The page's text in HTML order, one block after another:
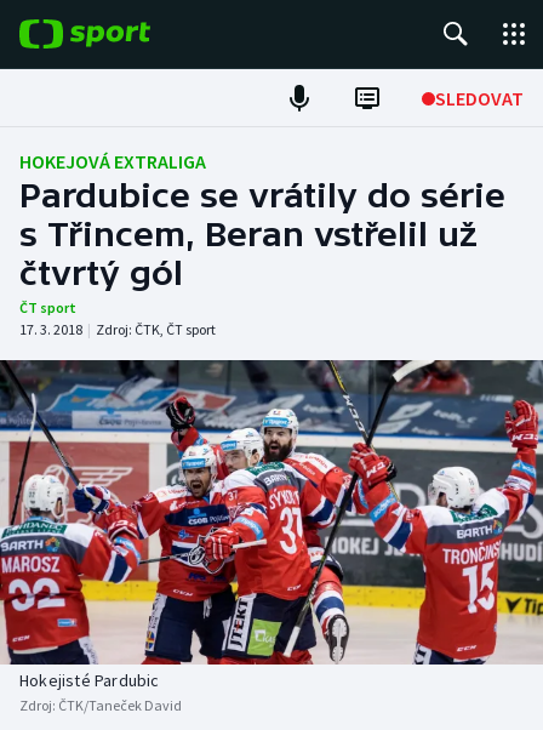
SLEDOVAT
Fotbal
Hokej
Tenis
Atletika
Cyklistika
DALŠÍ SPORTY
Americký fotbal
Baseball a softbal
Basketbal
Biatlon
NEPŘEHLÉDNĚTE
Soutěže
Historické návraty
Aplikace ČT sport
HOKEJOVÁ EXTRALIGA
Pardubice se vrátily do série
s Třincem, Beran vstřelil už
čtvrtý gól
ČT sport
17. 3. 2018 | Zdroj: ČTK, ČT sport
Hokejisté Pardubic
Zdroj: ČTK/Taneček David